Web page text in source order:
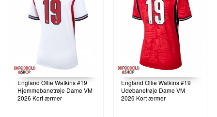
England Ollie Watkins #19
Hjemmebanetrøje Dame VM
2026 Kort ærmer
England Ollie Watkins #19
Udebanetrøje Dame VM
2026 Kort ærmer